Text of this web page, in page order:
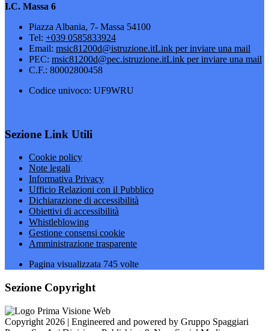
I.C. Massa 6
Piazza Albania, 7- Massa 54100
Tel: +039 0585833924
Email: msic81200d@istruzione.itLink per inviare una mail
PEC: msic81200d@pec.istruzione.itLink per inviare una mail
C.F.: 80002800458
Codice univoco: UF9WRU
Sezione Link Utili
Cookie policy
Note legali
Informativa Privacy
Ufficio Relazioni con il Pubblico
Dichiarazione di accessibilità
Obiettivi di accessibilità
Whistleblowing
Gestione consensi cookie
Amministrazione trasparente
Pagina visualizzata 745 volte
Sezione Copyright
Copyright 2026 | Engineered and powered by Gruppo Spaggiari